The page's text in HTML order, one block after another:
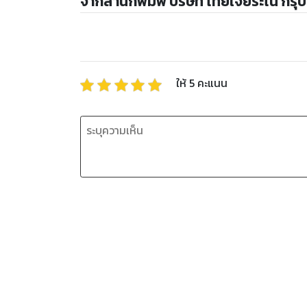
ให้ 5 คะแนน